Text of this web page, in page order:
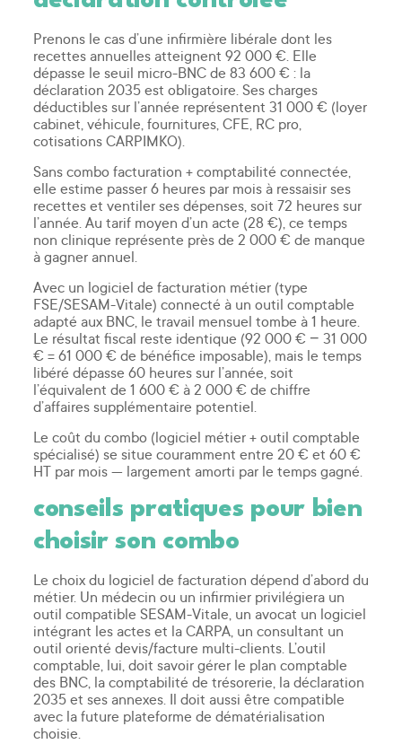
Prenons le cas d’une infirmière libérale dont les
recettes annuelles atteignent 92 000 €. Elle
dépasse le seuil micro-BNC de 83 600 € : la
déclaration 2035 est obligatoire. Ses charges
déductibles sur l’année représentent 31 000 € (loyer
cabinet, véhicule, fournitures, CFE, RC pro,
cotisations CARPIMKO).
Sans combo facturation + comptabilité connectée,
elle estime passer 6 heures par mois à ressaisir ses
recettes et ventiler ses dépenses, soit 72 heures sur
l’année. Au tarif moyen d’un acte (28 €), ce temps
non clinique représente près de 2 000 € de manque
à gagner annuel.
Avec un logiciel de facturation métier (type
FSE/SESAM-Vitale) connecté à un outil comptable
adapté aux BNC, le travail mensuel tombe à 1 heure.
Le résultat fiscal reste identique (92 000 € − 31 000
€ = 61 000 € de bénéfice imposable), mais le temps
libéré dépasse 60 heures sur l’année, soit
l’équivalent de 1 600 € à 2 000 € de chiffre
d’affaires supplémentaire potentiel.
Le coût du combo (logiciel métier + outil comptable
spécialisé) se situe couramment entre 20 € et 60 €
HT par mois — largement amorti par le temps gagné.
conseils pratiques pour bien
choisir son combo
Le choix du logiciel de facturation dépend d’abord du
métier. Un médecin ou un infirmier privilégiera un
outil compatible SESAM-Vitale, un avocat un logiciel
intégrant les actes et la CARPA, un consultant un
outil orienté devis/facture multi-clients. L’outil
comptable, lui, doit savoir gérer le plan comptable
des BNC, la comptabilité de trésorerie, la déclaration
2035 et ses annexes. Il doit aussi être compatible
avec la future plateforme de dématérialisation
choisie.